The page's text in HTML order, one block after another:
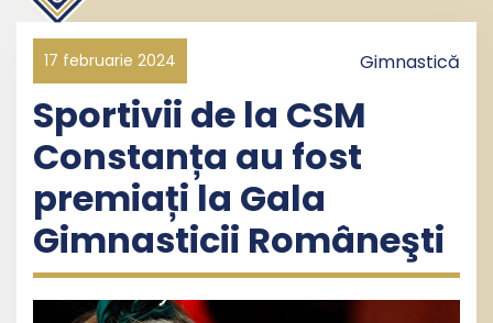
17 februarie 2024 Gimnastică
Sportivii de la CSM
Constanța au fost
premiați la Gala
Gimnasticii Româneşti